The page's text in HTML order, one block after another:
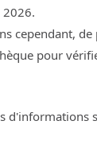
cependant, de
pour
d'informations